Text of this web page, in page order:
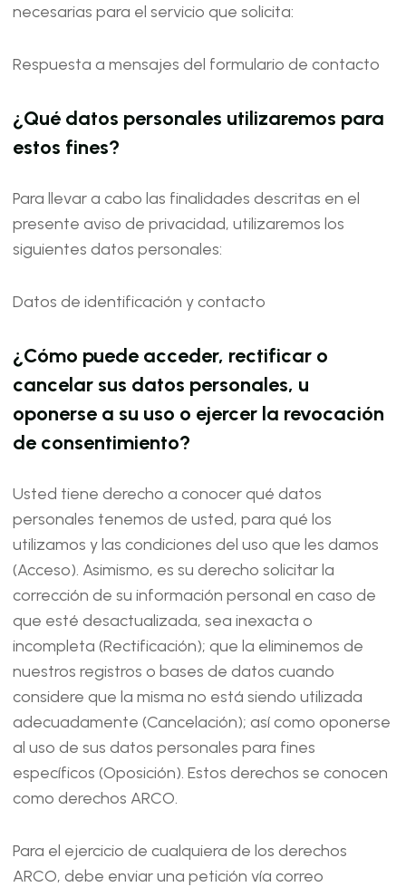
necesarias para el servicio que solicita:
Respuesta a mensajes del formulario de contacto
¿Qué datos personales utilizaremos para
estos fines?
Para llevar a cabo las finalidades descritas en el
presente aviso de privacidad, utilizaremos los
siguientes datos personales:
Datos de identificación y contacto
¿Cómo puede acceder, rectificar o
cancelar sus datos personales, u
oponerse a su uso o ejercer la revocación
de consentimiento?
Usted tiene derecho a conocer qué datos
personales tenemos de usted, para qué los
utilizamos y las condiciones del uso que les damos
(Acceso). Asimismo, es su derecho solicitar la
corrección de su información personal en caso de
que esté desactualizada, sea inexacta o
incompleta (Rectificación); que la eliminemos de
nuestros registros o bases de datos cuando
considere que la misma no está siendo utilizada
adecuadamente (Cancelación); así como oponerse
al uso de sus datos personales para fines
específicos (Oposición). Estos derechos se conocen
como derechos ARCO.
Para el ejercicio de cualquiera de los derechos
ARCO, debe enviar una petición vía correo